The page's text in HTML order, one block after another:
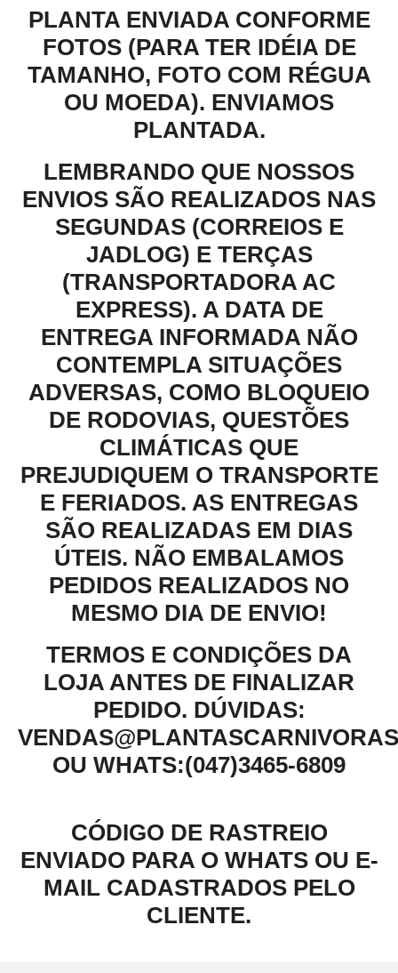
PLANTA ENVIADA CONFORME
FOTOS (PARA TER IDÉIA DE
TAMANHO, FOTO COM RÉGUA
OU MOEDA). ENVIAMOS
PLANTADA.
LEMBRANDO QUE NOSSOS
ENVIOS SÃO REALIZADOS NAS
SEGUNDAS (CORREIOS E
JADLOG) E TERÇAS
(TRANSPORTADORA AC
EXPRESS). A DATA DE
ENTREGA INFORMADA NÃO
CONTEMPLA SITUAÇÕES
ADVERSAS, COMO BLOQUEIO
DE RODOVIAS, QUESTÕES
CLIMÁTICAS QUE
PREJUDIQUEM O TRANSPORTE
E FERIADOS. AS ENTREGAS
SÃO REALIZADAS EM DIAS
ÚTEIS. NÃO EMBALAMOS
PEDIDOS REALIZADOS NO
MESMO DIA DE ENVIO!
TERMOS E CONDIÇÕES DA
LOJA ANTES DE FINALIZAR
PEDIDO. DÚVIDAS:
OU WHATS:(047)3465-6809
CÓDIGO DE RASTREIO
ENVIADO PARA O WHATS OU E-
MAIL CADASTRADOS PELO
CLIENTE.